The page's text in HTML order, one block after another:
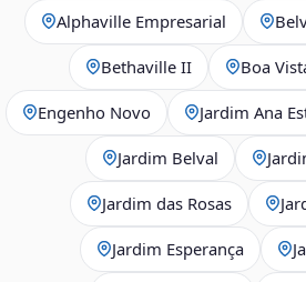
Alphaville Empresarial
Bethaville II Boa
Engenho Novo Jardim Ana
Jardim Belval
Jardim das Rosas
Jardim Esperança